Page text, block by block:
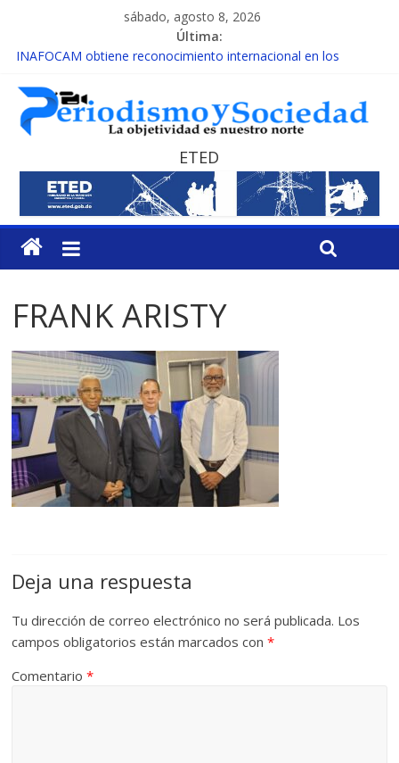
sábado, agosto 8, 2026
Última:
INAFOCAM obtiene reconocimiento internacional en los
15 de febrero de cada año es Día Nacional de la lucha contra el
cáncer infantil
EL ENFOQUE UNILATERAL DE LA COALICIÓN
MESCyT y Universidad Albizu apoyarán rehabilitación de
reclusos
MESCyT presenta calendario de Consulta Nacional por la
Educación
ETED
FRANK ARISTY
Deja una respuesta
Tu dirección de correo electrónico no será publicada. Los
campos obligatorios están marcados con*
Comentario*